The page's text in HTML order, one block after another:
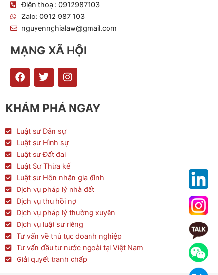
Điện thoại: 0912987103
Zalo: 0912 987 103
nguyennghialaw@gmail.com
MẠNG XÃ HỘI
F
a
e
b
o
k
T
w
t
t
r
I
n
t
a
a
KHÁM PHÁ NGAY
Luật sư Dân sự
Luật sư Hình sự
Luật sư Đất đai
Luật Sư Thừa kế
Luật sư Hôn nhân gia đình
Dịch vụ pháp lý nhà đất
Dịch vụ thu hồi nợ
Dịch vụ pháp lý thường xuyên
Dịch vụ luật sư riêng
Tư vấn về thủ tục doanh nghiệp
Tư vấn đầu tư nước ngoài tại Việt Nam
Giải quyết tranh chấp